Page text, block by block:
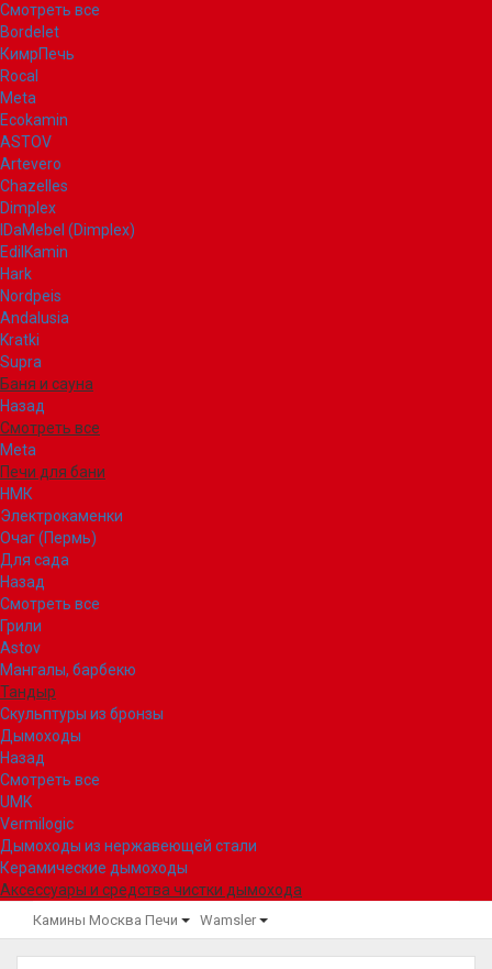
Смотреть все
Bordelet
КимрПечь
Rocal
Meta
Ecokamin
ASTOV
Artevero
Chazelles
Dimplex
IDaMebel (Dimplex)
EdilKamin
Hark
Nordpeis
Andalusia
Kratki
Supra
Баня и сауна
Назад
Смотреть все
Meta
Печи для бани
НМК
Электрокаменки
Очаг (Пермь)
Для сада
Назад
Смотреть все
Грили
Astov
Мангалы, барбекю
Тандыр
Скульптуры из бронзы
Дымоходы
Назад
Смотреть все
UMK
Vermilogic
Дымоходы из нержавеющей стали
Керамические дымоходы
Аксессуары и средства чистки дымохода
Камины Москва Печи Wamsler